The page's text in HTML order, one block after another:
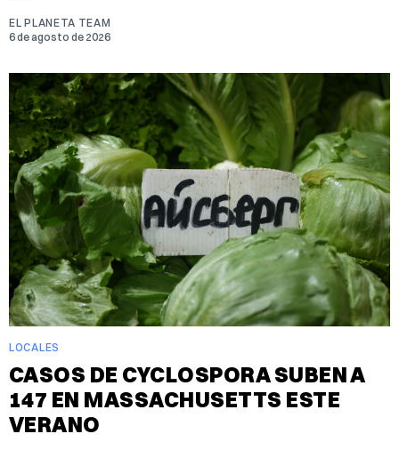
EL PLANETA TEAM
6 de agosto de 2026
LOCALES
CASOS DE CYCLOSPORA SUBEN A
147 EN MASSACHUSETTS ESTE
VERANO